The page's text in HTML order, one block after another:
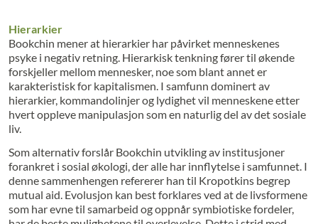
Hierarkier
Bookchin mener at hierarkier har påvirket menneskenes
psyke i negativ retning. Hierarkisk tenkning fører til økende
forskjeller mellom mennesker, noe som blant annet er
karakteristisk for kapitalismen. I samfunn dominert av
hierarkier, kommandolinjer og lydighet vil menneskene etter
hvert oppleve manipulasjon som en naturlig del av det sosiale
liv.
Som alternativ forslår Bookchin utvikling av institusjoner
forankret i sosial økologi, der alle har innflytelse i samfunnet. I
denne sammenhengen refererer han til Kropotkins begrep
mutual aid. Evolusjon kan best forklares ved at de livsformene
som har evne til samarbeid og oppnår symbiotiske fordeler,